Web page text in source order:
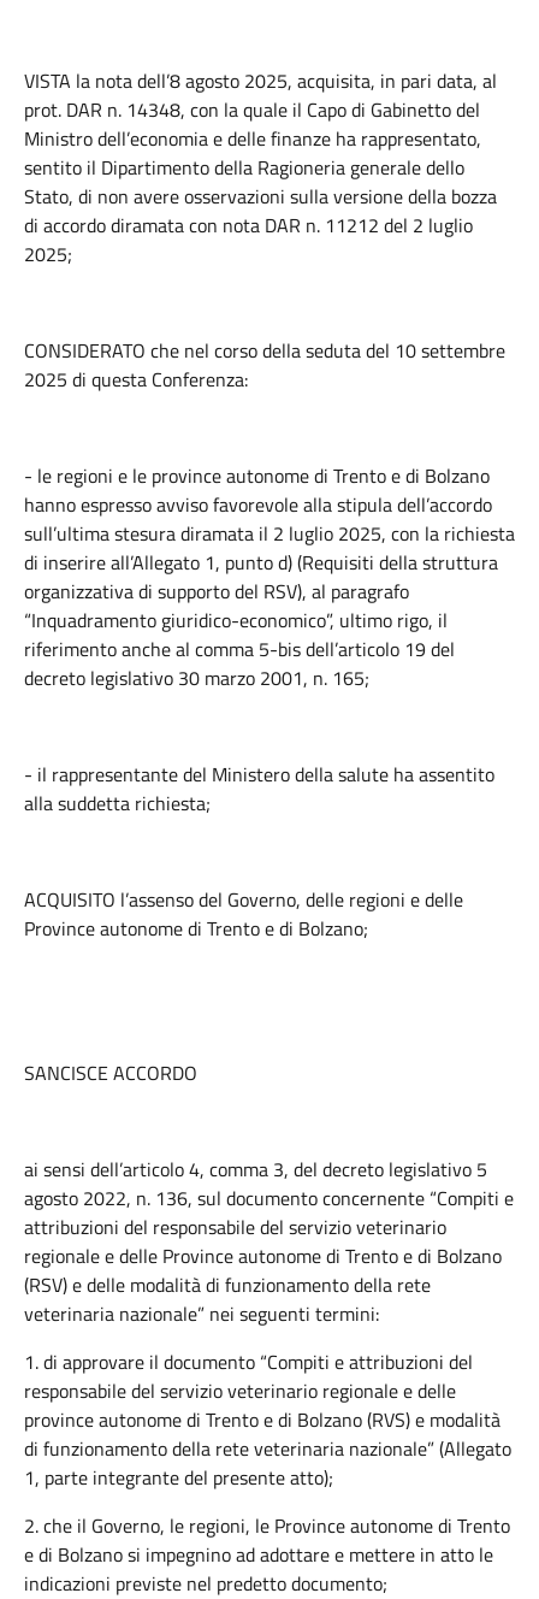
VISTA la nota dell’8 agosto 2025, acquisita, in pari data, al
prot. DAR n. 14348, con la quale il Capo di Gabinetto del
Ministro dell’economia e delle finanze ha rappresentato,
sentito il Dipartimento della Ragioneria generale dello
Stato, di non avere osservazioni sulla versione della bozza
di accordo diramata con nota DAR n. 11212 del 2 luglio
2025;
CONSIDERATO che nel corso della seduta del 10 settembre
2025 di questa Conferenza:
- le regioni e le province autonome di Trento e di Bolzano
hanno espresso avviso favorevole alla stipula dell’accordo
sull’ultima stesura diramata il 2 luglio 2025, con la richiesta
di inserire all’Allegato 1, punto d) (Requisiti della struttura
organizzativa di supporto del RSV), al paragrafo
“Inquadramento giuridico-economico”, ultimo rigo, il
riferimento anche al comma 5-bis dell’articolo 19 del
decreto legislativo 30 marzo 2001, n. 165;
- il rappresentante del Ministero della salute ha assentito
alla suddetta richiesta;
ACQUISITO l’assenso del Governo, delle regioni e delle
Province autonome di Trento e di Bolzano;
SANCISCE ACCORDO
ai sensi dell’articolo 4, comma 3, del decreto legislativo 5
agosto 2022, n. 136, sul documento concernente “Compiti e
attribuzioni del responsabile del servizio veterinario
regionale e delle Province autonome di Trento e di Bolzano
(RSV) e delle modalità di funzionamento della rete
veterinaria nazionale” nei seguenti termini:
1. di approvare il documento “Compiti e attribuzioni del
responsabile del servizio veterinario regionale e delle
province autonome di Trento e di Bolzano (RVS) e modalità
di funzionamento della rete veterinaria nazionale” (Allegato
1, parte integrante del presente atto);
2. che il Governo, le regioni, le Province autonome di Trento
e di Bolzano si impegnino ad adottare e mettere in atto le
indicazioni previste nel predetto documento;